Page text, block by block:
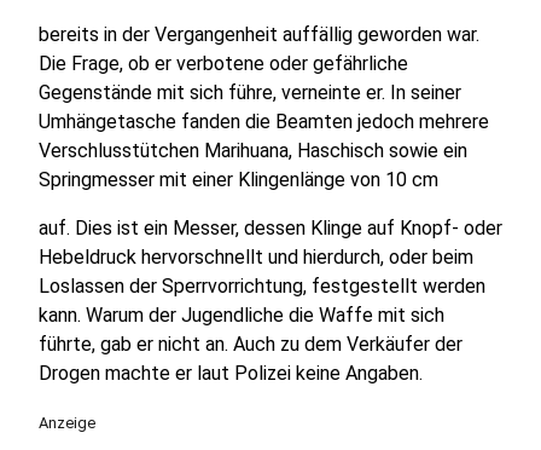
bereits in der Vergangenheit auffällig geworden war.
Die Frage, ob er verbotene oder gefährliche
Gegenstände mit sich führe, verneinte er. In seiner
Umhängetasche fanden die Beamten jedoch mehrere
Verschlusstütchen Marihuana, Haschisch sowie ein
Springmesser mit einer Klingenlänge von 10 cm
auf. Dies ist ein Messer, dessen Klinge auf Knopf- oder
Hebeldruck hervorschnellt und hierdurch, oder beim
Loslassen der Sperrvorrichtung, festgestellt werden
kann. Warum der Jugendliche die Waffe mit sich
führte, gab er nicht an. Auch zu dem Verkäufer der
Drogen machte er laut Polizei keine Angaben.
Anzeige